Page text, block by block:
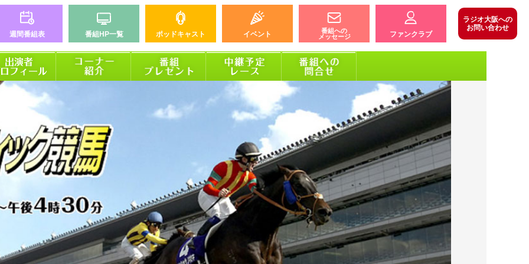
週間番組表 番組HP一覧 ポッドキャスト イベント
番組への
メッセージ
ファンクラブ
ラジオ大阪への
お問い合わせ